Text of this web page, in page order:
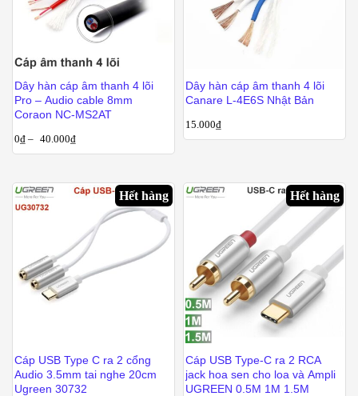
Dây hàn cáp âm thanh 4 lõi
Pro – Audio cable 8mm
Coraon NC-MS2AT
0₫ – 40.000₫
Dây hàn cáp âm thanh 4 lõi
Canare L-4E6S Nhật Bản
15.000₫
Hết hàng
Cáp USB Type C ra 2 cổng
Audio 3.5mm tai nghe 20cm
Ugreen 30732
Hết hàng
Cáp USB Type-C ra 2 RCA
jack hoa sen cho loa và Ampli
UGREEN 0.5M 1M 1.5M